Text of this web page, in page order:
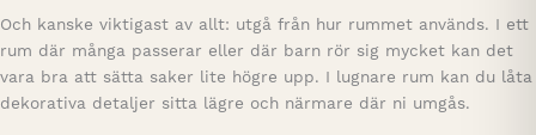
Och kanske viktigast av allt: utgå från hur rummet används. I ett
rum där många passerar eller där barn rör sig mycket kan det
vara bra att sätta saker lite högre upp. I lugnare rum kan du låta
dekorativa detaljer sitta lägre och närmare där ni umgås.